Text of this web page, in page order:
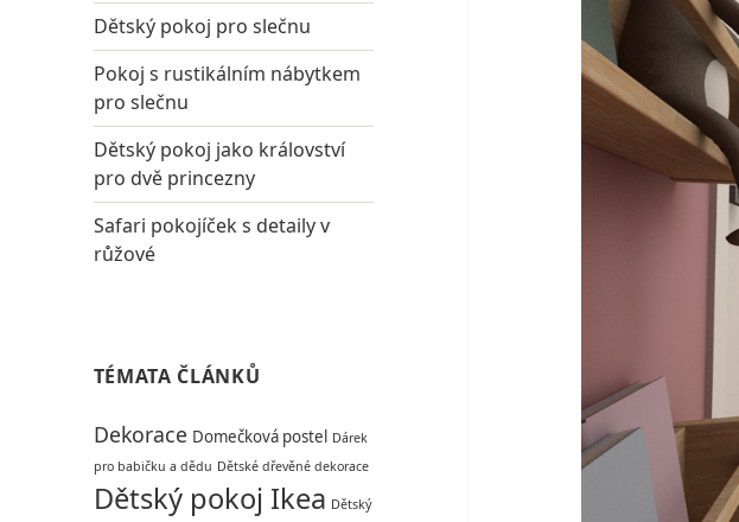
Dětský pokoj pro slečnu
Pokoj s rustikálním nábytkem
pro slečnu
Dětský pokoj jako království
pro dvě princezny
Safari pokojíček s detaily v
růžové
TÉMATA ČLÁNKŮ
Dekorace Domečková postel Dárek
pro babičku a dědu Dětské dřevěné dekorace
Dětský pokoj Ikea Dětský